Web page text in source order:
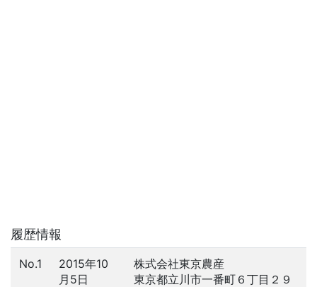
履歴情報
No.1
2015年10
月5日
株式会社東京農産
東京都立川市一番町６丁目２９